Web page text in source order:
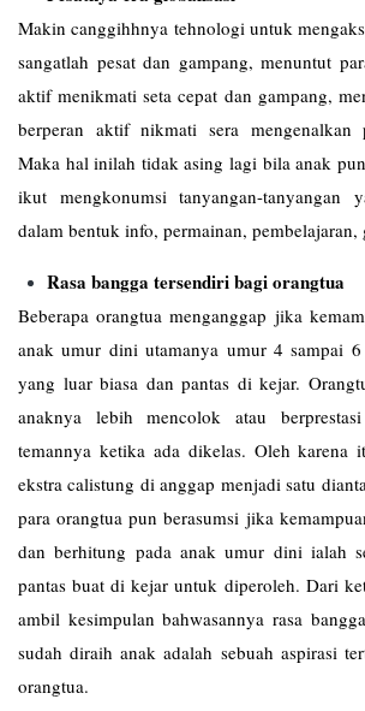
Makin canggihhnya tehnologi untuk
sangatlah pesat dan gampang, menuntut
aktif menikmati seta cepat dan gampang,
berperan aktif nikmati sera mengenalkan
Maka hal inilah tidak asing lagi bila anak
ikut mengkonumsi tanyangan-tanyangan
dalam bentuk info, permainan, pembelajaran,
Rasa bangga tersendiri bagi orangtua
Beberapa orangtua menganggap jika
anak umur dini utamanya umur 4 sampai
yang luar biasa dan pantas di kejar.
anaknya lebih mencolok atau
temannya ketika ada dikelas. Oleh karena
ekstra calistung di anggap menjadi satu
para orangtua pun berasumsi jika
dan berhitung pada anak umur dini ialah
pantas buat di kejar untuk diperoleh. Dari
ambil kesimpulan bahwasannya rasa
sudah diraih anak adalah sebuah aspirasi
orangtua.